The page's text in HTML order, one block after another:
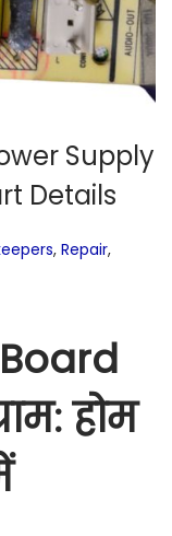
Supply
Details
, Repair,
होम